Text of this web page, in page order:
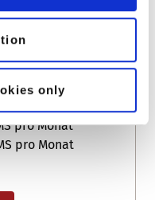
only
EU
folgende:
pro Monat
pro Monat